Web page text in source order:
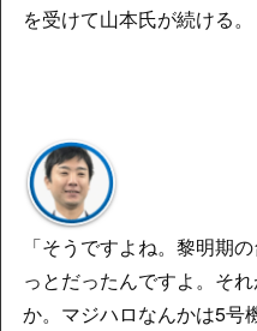
を受けて山本氏が続ける。
「そうですよね。黎明期
っとだったんですよ。そ
か。マジハロなんかは5号